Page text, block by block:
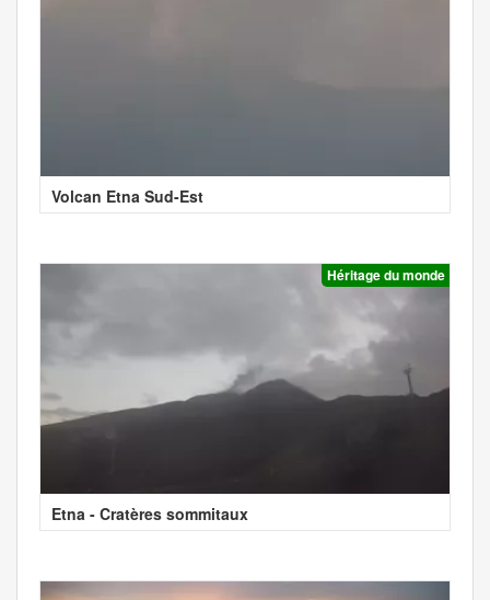
Volcan Etna Sud-Est
Héritage du monde
Etna - Cratères sommitaux